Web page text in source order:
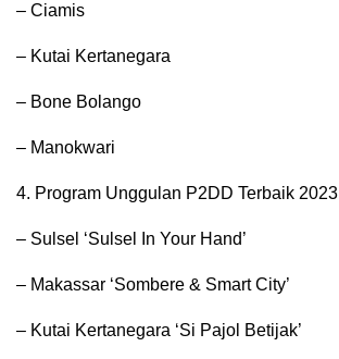
– Ciamis
– Kutai Kertanegara
– Bone Bolango
– Manokwari
4. Program Unggulan P2DD Terbaik 2023
– Sulsel ‘Sulsel In Your Hand’
– Makassar ‘Sombere & Smart City’
– Kutai Kertanegara ‘Si Pajol Betijak’